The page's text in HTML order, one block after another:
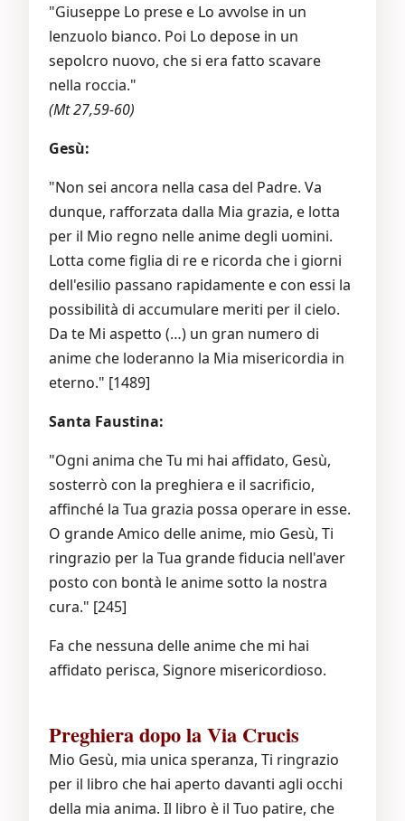
"Giuseppe Lo prese e Lo avvolse in un
lenzuolo bianco. Poi Lo depose in un
sepolcro nuovo, che si era fatto scavare
nella roccia."
(Mt 27,59-60)
Gesù:
"Non sei ancora nella casa del Padre. Va
dunque, rafforzata dalla Mia grazia, e lotta
per il Mio regno nelle anime degli uomini.
Lotta come figlia di re e ricorda che i giorni
dell'esilio passano rapidamente e con essi la
possibilità di accumulare meriti per il cielo.
Da te Mi aspetto (…) un gran numero di
anime che loderanno la Mia misericordia in
eterno." [1489]
Santa Faustina:
"Ogni anima che Tu mi hai affidato, Gesù,
sosterrò con la preghiera e il sacrificio,
affinché la Tua grazia possa operare in esse.
O grande Amico delle anime, mio Gesù, Ti
ringrazio per la Tua grande fiducia nell'aver
posto con bontà le anime sotto la nostra
cura." [245]
Fa che nessuna delle anime che mi hai
affidato perisca, Signore misericordioso.
Preghiera dopo la Via Crucis
Mio Gesù, mia unica speranza, Ti ringrazio
per il libro che hai aperto davanti agli occhi
della mia anima. Il libro è il Tuo patire, che